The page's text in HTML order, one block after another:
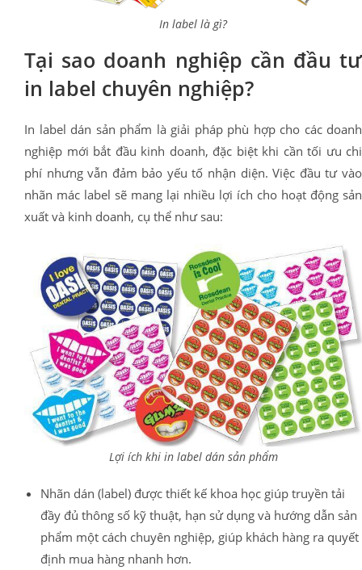
In label là gì?
Tại sao doanh nghiệp cần đầu tư
in label chuyên nghiệp?
In label dán sản phẩm là giải pháp phù hợp cho các doanh
nghiệp mới bắt đầu kinh doanh, đặc biệt khi cần tối ưu chi
phí nhưng vẫn đảm bảo yếu tố nhận diện. Việc đầu tư vào
nhãn mác label sẽ mang lại nhiều lợi ích cho hoạt động sản
xuất và kinh doanh, cụ thể như sau:
Lợi ích khi in label dán sản phẩm
Nhãn dán (label) được thiết kế khoa học giúp truyền tải
đầy đủ thông số kỹ thuật, hạn sử dụng và hướng dẫn sản
phẩm một cách chuyên nghiệp, giúp khách hàng ra quyết
định mua hàng nhanh hơn.